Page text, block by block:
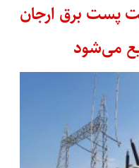
پست برق ارجان
می‌شود